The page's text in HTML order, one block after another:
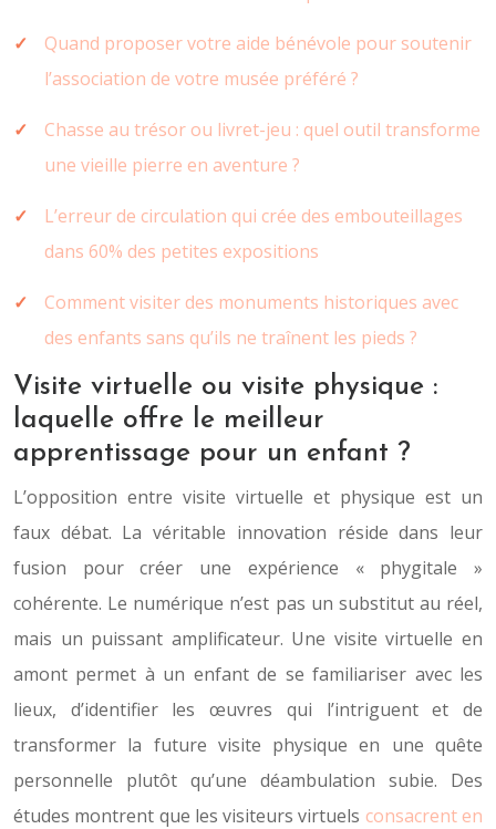
Quand proposer votre aide bénévole pour soutenir
l’association de votre musée préféré ?
Chasse au trésor ou livret-jeu : quel outil transforme
une vieille pierre en aventure ?
L’erreur de circulation qui crée des embouteillages
dans 60% des petites expositions
Comment visiter des monuments historiques avec
des enfants sans qu’ils ne traînent les pieds ?
Visite virtuelle ou visite physique :
laquelle offre le meilleur
apprentissage pour un enfant ?
L’opposition entre visite virtuelle et physique est un
faux débat. La véritable innovation réside dans leur
fusion pour créer une expérience « phygitale »
cohérente. Le numérique n’est pas un substitut au réel,
mais un puissant amplificateur. Une visite virtuelle en
amont permet à un enfant de se familiariser avec les
lieux, d’identifier les œuvres qui l’intriguent et de
transformer la future visite physique en une quête
personnelle plutôt qu’une déambulation subie. Des
études montrent que les visiteurs virtuels consacrent en